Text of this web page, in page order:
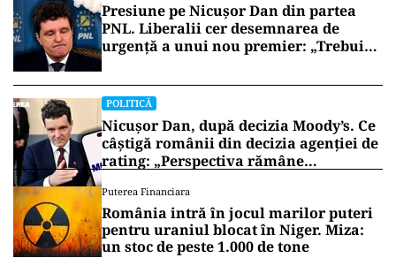
Presiune pe Nicușor Dan din partea
PNL. Liberalii cer desemnarea de
urgență a unui nou premier: „Trebuie
POLITICĂ
Nicușor Dan, după decizia Moody’s. Ce
câștigă românii din decizia agenției de
rating: „Perspectiva rămâne
Puterea Financiara
România intră în jocul marilor puteri
pentru uraniul blocat în Niger. Miza:
un stoc de peste 1.000 de tone